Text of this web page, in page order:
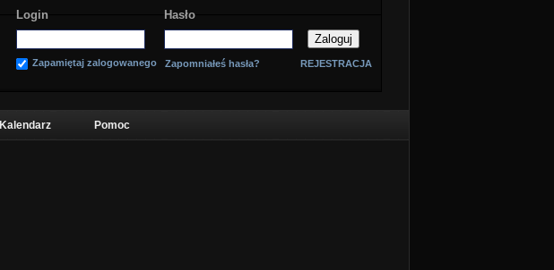
Login Hasło
Zapamiętaj zalogowanego Zapomniałeś hasła? REJESTRACJA
Kalendarz Pomoc